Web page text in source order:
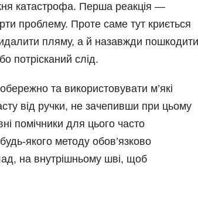
катастрофа. Перша реакція —
проблему. Проте саме тут криється
пляму, а й назавжди пошкодити
потрісканий слід.
та використовувати м’які
від ручки, не зачепивши при цьому
помічники для цього часто
якого методу обов’язково
на внутрішньому шві, щоб